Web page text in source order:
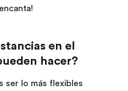
en el
hacer?
ser lo más flexibles